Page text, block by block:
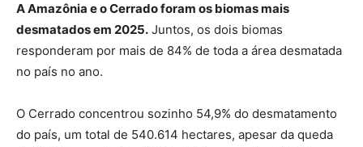
A Amazônia e o Cerrado foram os biomas mais
desmatados em 2025. Juntos, os dois biomas
responderam por mais de 84% de toda a área desmatada
no país no ano.
O Cerrado concentrou sozinho 54,9% do desmatamento
do país, um total de 540.614 hectares, apesar da queda